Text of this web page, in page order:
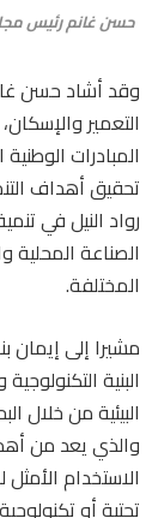
حسن غانم رئيس
وقد أشاد حسن
التعمير
المبادرات
تحقيق أهداف
رواد النيل في
الصناعة المحلية
المختلفة.
مشيرا إلى إيمان
البنية
البيئية من خلال
والذي يعد من
الاستخدام
تحتية أو